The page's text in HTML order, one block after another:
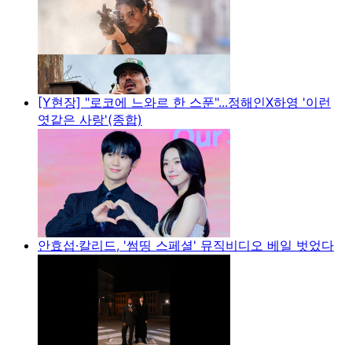
[Y현장] "로코에 느와르 한 스푼"...정해인X하영 '이런
엿같은 사랑'(종합)
안효섭·칼리드, '썸띵 스페셜' 뮤직비디오 베일 벗었다